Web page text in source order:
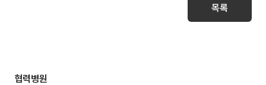
목록
협력병원